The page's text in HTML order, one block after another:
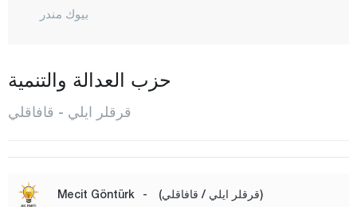
بيوك مندر
دميركوي
حزب العدالة والتنمية
قرقلر ايلي - قافاقلي
Mecit Göntürk - (قرقلر ايلي / قافاقلي)